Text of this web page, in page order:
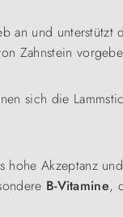
an und unterstützt
Zahnstein
sich die
Akzeptanz
B-Vitamine,